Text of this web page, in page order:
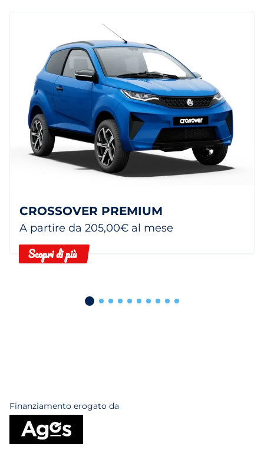
CROSSOVER PREMIUM
A partire da 205,00€ al mese
Scopri di più
Finanziamento erogato da